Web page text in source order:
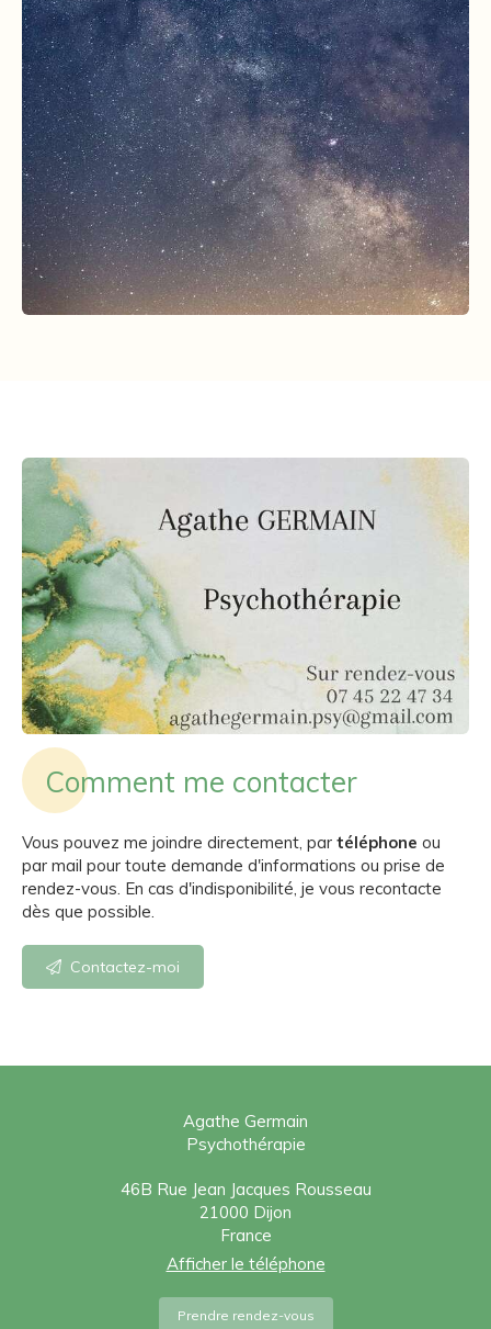
Comment me contacter
Vous pouvez me joindre directement, par téléphone ou
par mail pour toute demande d'informations ou prise de
rendez-vous. En cas d'indisponibilité, je vous recontacte
dès que possible.
Contactez-moi
Agathe Germain
Psychothérapie
46B Rue Jean Jacques Rousseau
21000 Dijon
France
Afficher le téléphone
Prendre rendez-vous